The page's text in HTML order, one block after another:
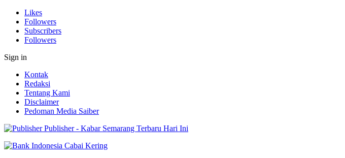
Likes
Followers
Subscribers
Followers
Sign in
Kontak
Redaksi
Tentang Kami
Disclaimer
Pedoman Media Saiber
Publisher - Kabar Semarang Terbaru Hari Ini